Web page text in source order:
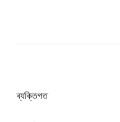
ব্যক্তিগত